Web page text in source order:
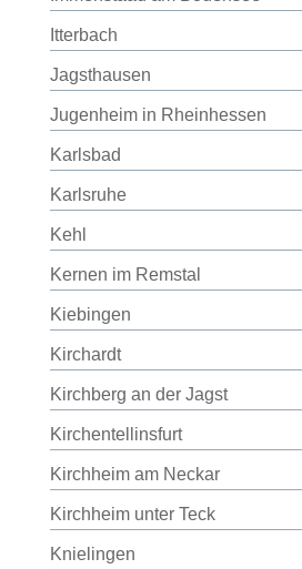
Itterbach
Jagsthausen
Jugenheim in Rheinhessen
Karlsbad
Karlsruhe
Kehl
Kernen im Remstal
Kiebingen
Kirchardt
Kirchberg an der Jagst
Kirchentellinsfurt
Kirchheim am Neckar
Kirchheim unter Teck
Knielingen